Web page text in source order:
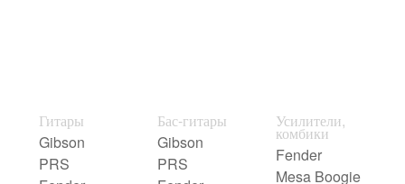
Гитары
Gibson
PRS
Бас-гитары
Gibson
PRS
Усилители,
комбики
Fender
Mesa Boogie